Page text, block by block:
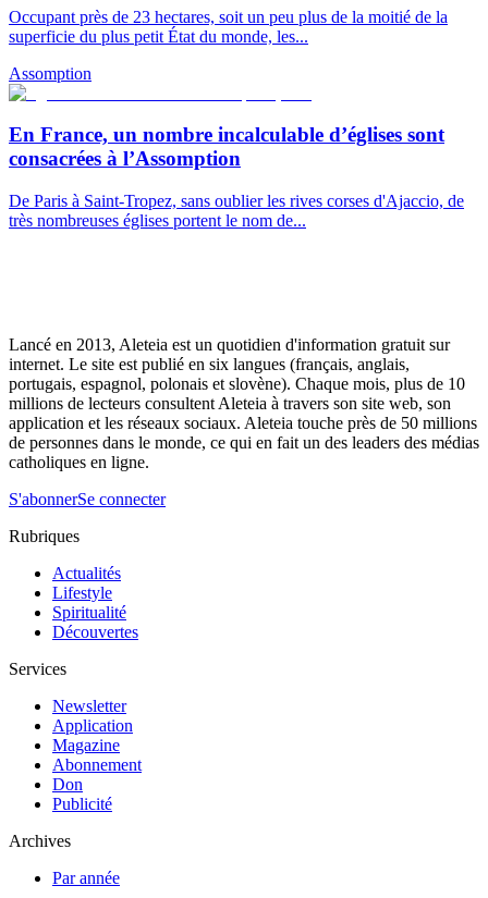
Occupant près de 23 hectares, soit un peu plus de la moitié de la
superficie du plus petit État du monde, les...
Assomption
En France, un nombre incalculable d’églises sont
consacrées à l’Assomption
De Paris à Saint-Tropez, sans oublier les rives corses d'Ajaccio, de
très nombreuses églises portent le nom de...
Lancé en 2013, Aleteia est un quotidien d'information gratuit sur
internet. Le site est publié en six langues (français, anglais,
portugais, espagnol, polonais et slovène). Chaque mois, plus de 10
millions de lecteurs consultent Aleteia à travers son site web, son
application et les réseaux sociaux. Aleteia touche près de 50 millions
de personnes dans le monde, ce qui en fait un des leaders des médias
catholiques en ligne.
S'abonnerSe connecter
Rubriques
Actualités
Lifestyle
Spiritualité
Découvertes
Services
Newsletter
Application
Magazine
Abonnement
Don
Publicité
Archives
Par année